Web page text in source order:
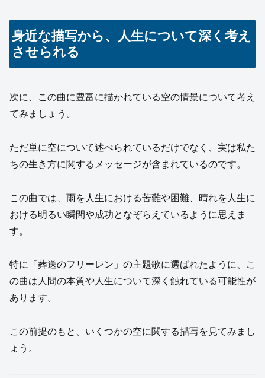
身近な描写から、人生について深く考え
させられる
次に、この曲に豊富に描かれている空の情景について考え
てみましょう。
ただ単に空について述べられているだけでなく、実は私た
ちの生き方に関するメッセージが含まれているのです。
この曲では、雨を人生における苦難や困難、晴れを人生に
おける明るい瞬間や成功となぞらえているように思えま
す。
特に「葬送のフリーレン」の主題歌に選ばれたように、こ
の曲は人間の本質や人生について深く触れている可能性が
あります。
この前提のもと、いくつかの空に関する描写を見てみまし
ょう。